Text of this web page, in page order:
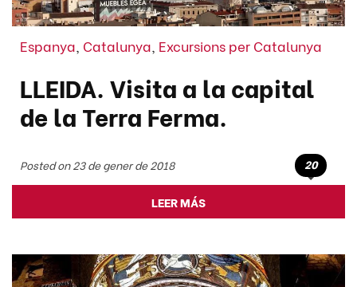
Espanya Catalunya Excursions per Catalunya
LLEIDA. Visita a la capital
de la Terra Ferma.
Posted on 23 de gener de 2018 20
LEER MÁS